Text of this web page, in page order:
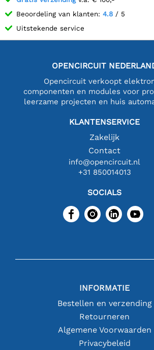
Beoordeling van klanten: 4.8 / 5
Uitstekende service
OPENCIRCUIT
Opencircuit verkoopt
componenten en modules voor
leerzame projecten en huis
KLANTENSERVICE
Zakelijk
Contact
info@opencircuit.nl
+31 850014013
SOCIALS
INFORMATIE
Bestellen en verzending
Retourneren
Algemene Voorwaarden
Privacybeleid